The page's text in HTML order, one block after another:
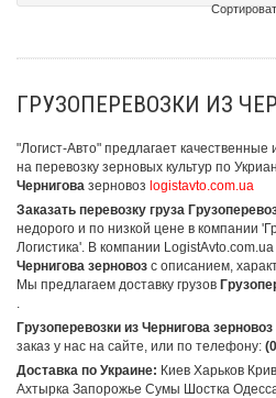
ГРУЗОПЕРЕВОЗКИ ИЗ
"Логист-Авто" предлагает
на перевозку зерновых культур по
Чернигова зерновоз logistavto.com.ua
Заказать перевозку груза
недорого и по низкой цене в компании
Логистика'. В компании LogistAvto.com.ua
Чернигова зерновоз с описанием,
Мы предлагаем доставку грузов
Грузоперевозки из Чернигова зерновоз
заказ у нас на сайте, или по телефону:
Доставка по Украине: Киев Харьков
Ахтырка Запорожье Сумы Шостка